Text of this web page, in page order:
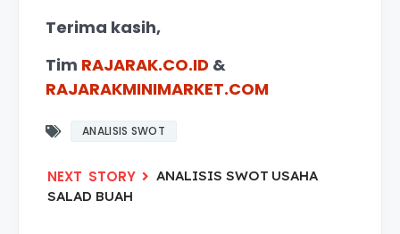
Terima kasih,
Tim RAJARAK.CO.ID &
RAJARAKMINIMARKET.COM
ANALISIS SWOT
ANALISIS SWOT USAHA
SALAD BUAH